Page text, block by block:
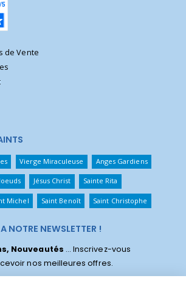
de Vente
Vierge Miraculeuse Anges Gardiens
Jésus Christ Sainte Rita
Michel Saint Benoît Saint Christophe
NOTRE NEWSLETTER !
Nouveautés ... Inscrivez-vous
nos meilleures offres.